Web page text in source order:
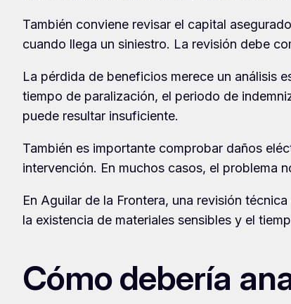
También conviene revisar el capital
cuando llega un siniestro. La revisión debe
La pérdida de beneficios merece un análisis
tiempo de paralización, el periodo de
puede resultar insuficiente.
También es importante comprobar daños
intervención. En muchos casos, el problema
En Aguilar de la Frontera, una revisión
la existencia de materiales sensibles y el
Cómo debería